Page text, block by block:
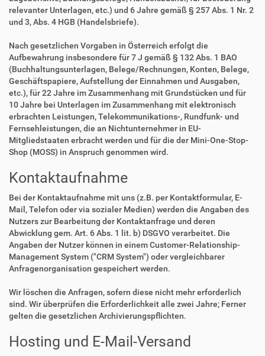
relevanter Unterlagen, etc.) und 6 Jahre gemäß § 257 Abs. 1 Nr. 2
und 3, Abs. 4 HGB (Handelsbriefe).
Nach gesetzlichen Vorgaben in Österreich erfolgt die
Aufbewahrung insbesondere für 7 J gemäß § 132 Abs. 1 BAO
(Buchhaltungsunterlagen, Belege/Rechnungen, Konten, Belege,
Geschäftspapiere, Aufstellung der Einnahmen und Ausgaben,
etc.), für 22 Jahre im Zusammenhang mit Grundstücken und für
10 Jahre bei Unterlagen im Zusammenhang mit elektronisch
erbrachten Leistungen, Telekommunikations-, Rundfunk- und
Fernsehleistungen, die an Nichtunternehmer in EU-
Mitgliedstaaten erbracht werden und für die der Mini-One-Stop-
Shop (MOSS) in Anspruch genommen wird.
Kontaktaufnahme
Bei der Kontaktaufnahme mit uns (z.B. per Kontaktformular, E-
Mail, Telefon oder via sozialer Medien) werden die Angaben des
Nutzers zur Bearbeitung der Kontaktanfrage und deren
Abwicklung gem. Art. 6 Abs. 1 lit. b) DSGVO verarbeitet. Die
Angaben der Nutzer können in einem Customer-Relationship-
Management System ("CRM System") oder vergleichbarer
Anfragenorganisation gespeichert werden.
Wir löschen die Anfragen, sofern diese nicht mehr erforderlich
sind. Wir überprüfen die Erforderlichkeit alle zwei Jahre; Ferner
gelten die gesetzlichen Archivierungspflichten.
Hosting und E-Mail-Versand